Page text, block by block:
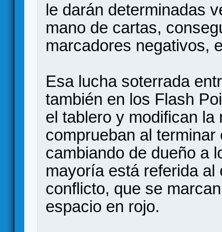
le darán determinadas
mano de cartas,
marcadores negativos,
Esa lucha soterrada
también en los Flash
el tablero y modifican la
comprueban al
cambiando de dueño a
mayoría está referida
conflicto, que se
espacio en rojo.